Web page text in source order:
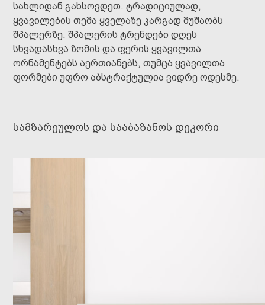
სახლიდან გახსოვდეთ. ტრადიციულად,
ყვავილების თემა ყველაზე კარგად მუშაობს
შპალერზე. შპალერის ტრენდები დღეს
სხვადასხვა ზომის და ფერის ყვავილთა
ორნამენტებს აერთიანებს, თუმცა ყვავილთა
ფორმები უფრო აბსტრაქტულია ვიდრე ოდესმე.
სამზარეულოს და სააბაზანოს დეკორი